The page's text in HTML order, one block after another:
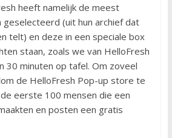
heeft namelijk de meest
(uit hun archief dat
telt) en deze in een speciale box
staan, zoals we van HelloFresh
30 minuten op tafel. Om zoveel
de HelloFresh Pop-up store te
eerste 100 mensen die een
en posten een gratis